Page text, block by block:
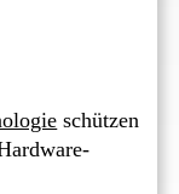
schützen